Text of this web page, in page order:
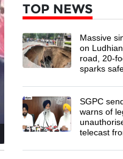
TOP NEWS
Massive
on
road, 20-
sparks
SGPC
warns of
telecast